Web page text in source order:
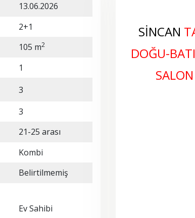
13.06.2026
2+1
105 m2
1
3
3
21-25 arası
Kombi
Belirtilmemiş
Ev Sahibi
SİNCAN
DOĞU-